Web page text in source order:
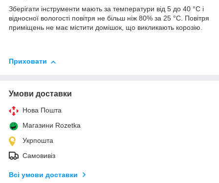
Зберігати інструменти мають за температури від 5 до 40 °C і
відносної вологості повітря не більш ніж 80% за 25 °C. Повітря
приміщень не має містити домішок, що викликають корозію.
Приховати
Умови доставки
Нова Пошта
Магазини Rozetka
Укрпошта
Самовивіз
Всі умови доставки